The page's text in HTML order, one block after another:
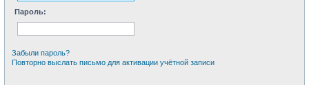
Пароль:
Забыли пароль?
Повторно выслать письмо для активации учётной записи